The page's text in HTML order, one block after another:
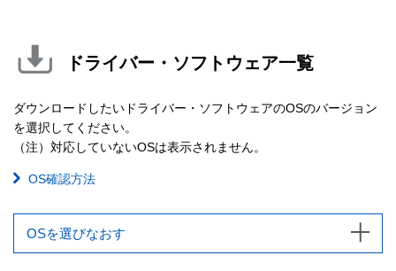
ドライバー・ソフトウェア一覧
ダウンロードしたいドライバー・ソフトウェアのOSのバージョン
を選択してください。
（注）対応していないOSは表示されません。
OS確認方法
OSを選びなおす